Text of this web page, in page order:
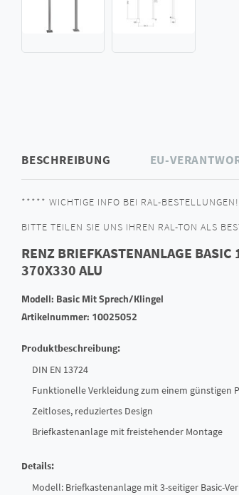
BESCHREIBUNG EU-
***** WICHTIGE INFO BEI RAL-
BITTE TEILEN SIE UNS IHREN RAL-TON ALS
RENZ BRIEFKASTENANLAGE
370X330 ALU
Modell: Basic Mit Sprech/Klingel
Artikelnummer: 10025052
Produktbeschreibung:
DIN EN 13724
Funktionelle Verkleidung zum einem günstigen
Zeitloses, reduziertes Design
Briefkastenanlage mit freistehender Montage
Details:
Modell: Briefkastenanlage mit 3-seitiger Basic-